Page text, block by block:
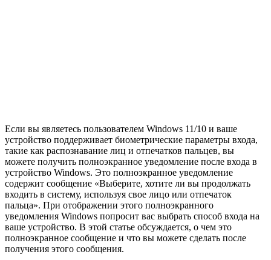
Если вы являетесь пользователем Windows 11/10 и ваше
устройство поддерживает биометрические параметры входа,
такие как распознавание лиц и отпечатков пальцев, вы
можете получить полноэкранное уведомление после входа в
устройство Windows. Это полноэкранное уведомление
содержит сообщение «Выберите, хотите ли вы продолжать
входить в систему, используя свое лицо или отпечаток
пальца». При отображении этого полноэкранного
уведомления Windows попросит вас выбрать способ входа на
ваше устройство. В этой статье обсуждается, о чем это
полноэкранное сообщение и что вы можете сделать после
получения этого сообщения.